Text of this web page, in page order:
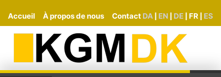
Accueil À propos de nous Contact DA EN DE FR ES